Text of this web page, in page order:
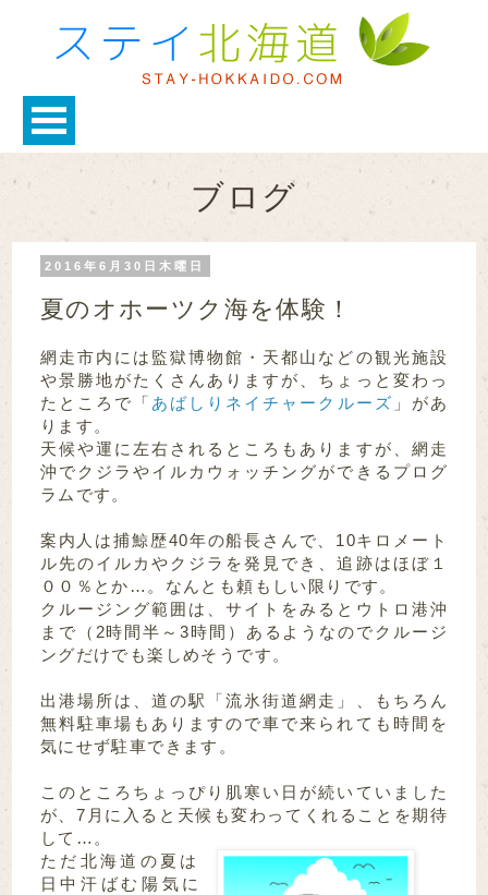
ブログ
2016年6月30日木曜日
夏のオホーツク海を体験！
網走市内には監獄博物館・天都山などの観光施設
や景勝地がたくさんありますが、ちょっと変わっ
たところで「 あばしりネイチャークルーズ 」があ
ります。
天候や運に左右されるところもありますが、網走
沖でクジラやイルカウォッチングができるプログ
ラムです。
案内人は捕鯨歴40年の船長さんで、10キロメート
ル先のイルカやクジラを発見でき、追跡はほぼ１
００％とか…。なんとも頼もしい限りです。
クルージング範囲は、サイトをみるとウトロ港沖
まで（2時間半～3時間）あるようなのでクルージ
ングだけでも楽しめそうです。
出港場所は、道の駅「流氷街道網走」、もちろん
無料駐車場もありますので車で来られても時間を
気にせず駐車できます。
このところちょっぴり肌寒い日が続いていました
が、7月に入ると天候も変わってくれることを期待
して…。
ただ北海道の夏は
日中汗ばむ陽気に